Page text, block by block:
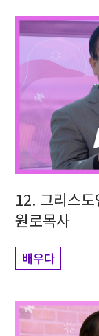
12. 그리스
원로목사
배우다